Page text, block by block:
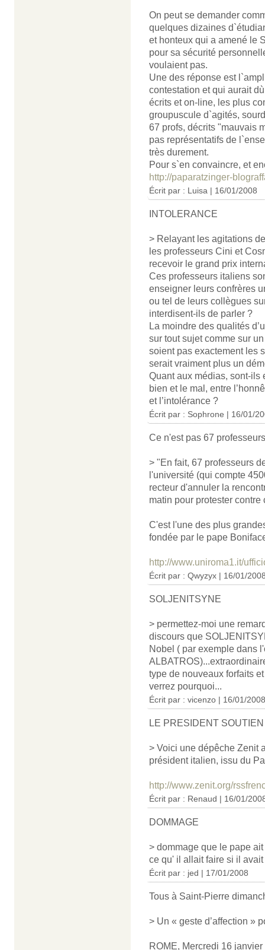
On peut se demander
quelques dizaines
et honteux qui a amené le
pour sa sécurité
voulaient pas.
Une des réponse est
contestation et qui aurait
écrits et on-line, les plus
groupuscule d`agités,
67 profs, décrits "mauvais
pas représentatifs de
très durement.
Pour s`en convaincre, et
http://paparatzinger-
Écrit par : Luisa | 16/01/2008
INTOLERANCE
> Relayant les agitations
les professeurs Cini et
recevoir le grand prix
Ces professeurs italiens
enseigner leurs confrères
ou tel de leurs collègues
interdisent-ils de parler ?
La moindre des qualités
sur tout sujet comme sur
soient pas exactement les
serait vraiment plus un
Quant aux médias, sont-ils
bien et le mal, entre
et l’intolérance ?
Écrit par : Sophrone | 16/01/
Ce n'est pas 67
> "En fait, 67 professeurs
l'université (qui compte
recteur d'annuler la
matin pour protester contre
C'est l'une des plus
fondée par le pape
http://www.uniroma1.it/
Écrit par : Qwyzyx | 16/01/
SOLJENITSYNE
> permettez-moi une
discours que
Nobel ( par exemple dans
type de nouveaux forfaits
verrez pourquoi...
Écrit par : vicenzo | 16/01/2008
LE PRESIDENT
> Voici une dépêche Zenit
président italien, issu du
http://www.zenit.org/
Écrit par : Renaud | 16/01/
DOMMAGE
> dommage que le pape
ce qu' il allait faire si il
Écrit par : jed | 17/01/2008
Tous à Saint-Pierre
> Un « geste d’affection »
ROME, Mercredi 16